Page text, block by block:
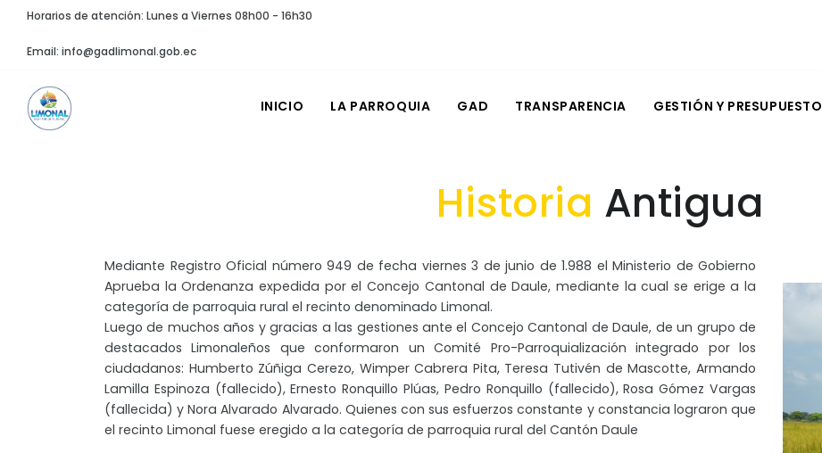
Horarios de atención: Lunes a Viernes 08h00 - 16h30
Email: info@gadlimonal.gob.ec
INICIO LA PARROQUIA GAD TRANSPARENCIA GESTIÓN Y PRESUPUESTO
Historia Antigua
Mediante Registro Oficial número 949 de fecha viernes 3 de junio de 1.988 el Ministerio de Gobierno
Aprueba la Ordenanza expedida por el Concejo Cantonal de Daule, mediante la cual se erige a la
categoría de parroquia rural el recinto denominado Limonal.
Luego de muchos años y gracias a las gestiones ante el Concejo Cantonal de Daule, de un grupo de
destacados Limonaleños que conformaron un Comité Pro-Parroquialización integrado por los
ciudadanos: Humberto Zúñiga Cerezo, Wimper Cabrera Pita, Teresa Tutivén de Mascotte, Armando
Lamilla Espinoza (fallecido), Ernesto Ronquillo Plúas, Pedro Ronquillo (fallecido), Rosa Gómez Vargas
(fallecida) y Nora Alvarado Alvarado. Quienes con sus esfuerzos constante y constancia lograron que
el recinto Limonal fuese eregido a la categoría de parroquia rural del Cantón Daule